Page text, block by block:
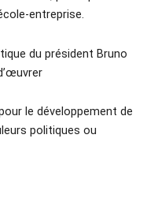
entreprise.
du président Bruno
le développement de
politiques ou